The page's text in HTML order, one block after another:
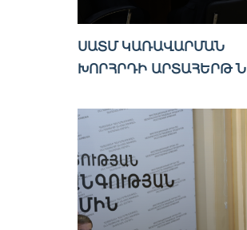
ՍԱՏՄ ԿԱՌԱՎԱՐՄԱՆ
ԽՈՐՀՐԴԻ ԱՐՏԱՀԵՐԹ